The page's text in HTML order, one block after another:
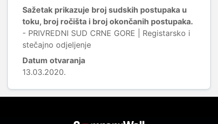
Sažetak prikazuje broj sudskih postupaka u
toku, broj ročišta i broj okončanih postupaka.
- PRIVREDNI SUD CRNE GORE | Registarsko i
stečajno odjeljenje
Datum otvaranja
13.03.2020.